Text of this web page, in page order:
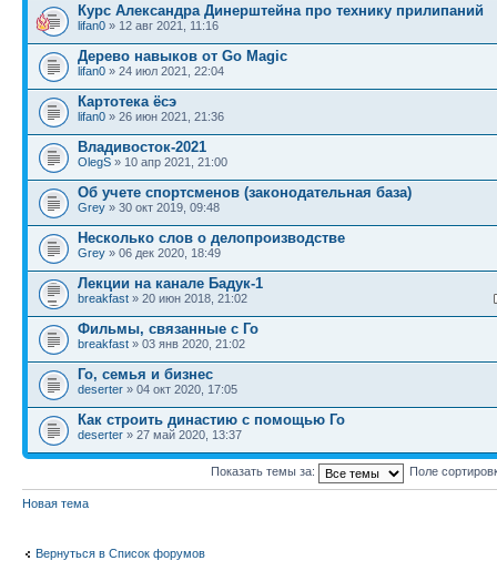
Курс Александра Динерштейна про технику прилипаний
lifan0 » 12 авг 2021, 11:16
Дерево навыков от Go Magic
lifan0 » 24 июл 2021, 22:04
Картотека ёсэ
lifan0 » 26 июн 2021, 21:36
Владивосток-2021
OlegS » 10 апр 2021, 21:00
Об учете спортсменов (законодательная база)
Grey » 30 окт 2019, 09:48
Несколько слов о делопроизводстве
Grey » 06 дек 2020, 18:49
Лекции на канале Бадук-1
breakfast » 20 июн 2018, 21:02
Фильмы, связанные с Го
breakfast » 03 янв 2020, 21:02
Го, семья и бизнес
deserter » 04 окт 2020, 17:05
Как строить династию с помощью Го
deserter » 27 май 2020, 13:37
Показать темы за: Поле
Новая тема
Вернуться в Список форумов